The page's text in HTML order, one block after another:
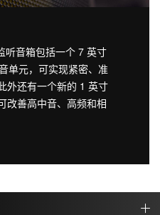
听音箱包括一个 7 英寸
单元，可实现紧密、准
外还有一个新的 1 英寸
改善高中音、高频和相